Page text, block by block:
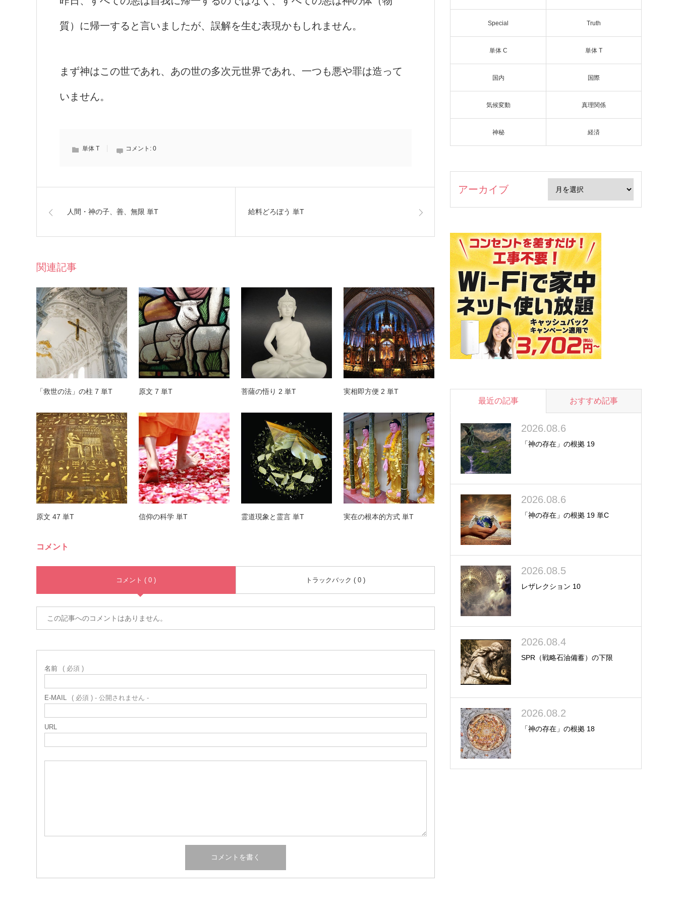
質）に帰一すると言いましたが、誤解を生む表現かもしれません。
まず神はこの世であれ、あの世の多次元世界であれ、一つも悪や罪は造って
いません。
単体 T コメント: 0
人間・神の子、善、無限 単T 給料どろぼう 単T
関連記事
「救世の法」の柱 7 単T 原文 7 単T 菩薩の悟り 2 単T 実相即方便 2 単T
原文 47 単T 信仰の科学 単T 霊道現象と霊言 単T 実在の根本的方式 単T
コメント
コメント ( 0 ) トラックバック ( 0 )
この記事へのコメントはありません。
名前 ( 必須 )
E-MAIL ( 必須 ) - 公開されません -
URL
Special Truth
単体 C 単体 T
国内 国際
気候変動 真理関係
神秘 経済
アーカイブ
最近の記事 おすすめ記事
2026.08.6
「神の存在」の根拠 19
2026.08.6
「神の存在」の根拠 19 単C
2026.08.5
レザレクション 10
2026.08.4
SPR（戦略石油備蓄）の下限
2026.08.2
「神の存在」の根拠 18